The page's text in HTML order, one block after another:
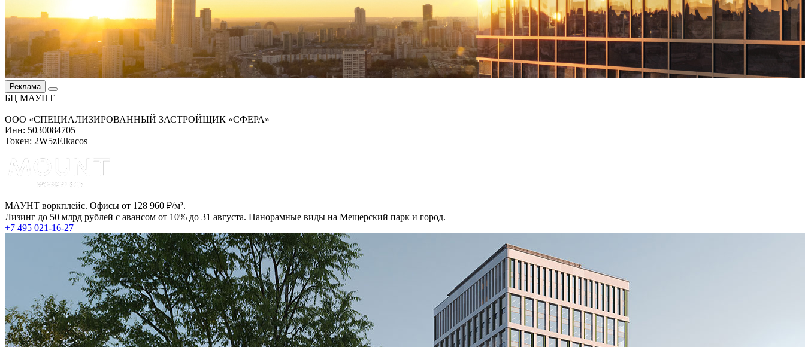
Реклама
БЦ МАУНТ
ООО «СПЕЦИАЛИЗИРОВАННЫЙ ЗАСТРОЙЩИК «СФЕРА»
Инн: 5030084705
Токен: 2W5zFJkacos
МАУНТ воркплейс. Офисы от 128 960 ₽/м².
Лизинг до 50 млрд рублей с авансом от 10% до 31 августа. Панорамные виды на Мещерский парк и город.
+7 495 021-16-27